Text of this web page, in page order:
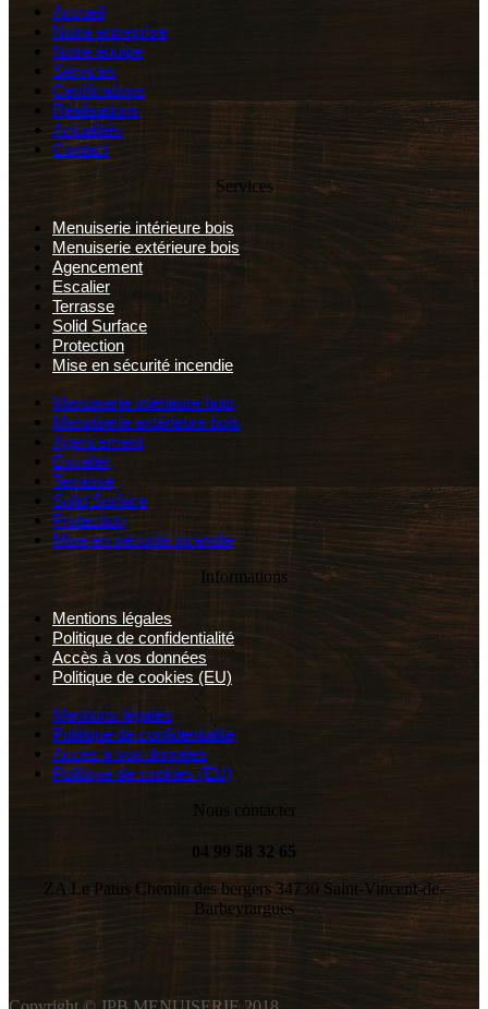
Accueil
Notre entreprise
Notre équipe
Services
Certifications
Réalisations
Actualités
Contact
Services
Menuiserie intérieure bois
Menuiserie extérieure bois
Agencement
Escalier
Terrasse
Solid Surface
Protection
Mise en sécurité incendie
Menuiserie intérieure bois
Menuiserie extérieure bois
Agencement
Escalier
Terrasse
Solid Surface
Protection
Mise en sécurité incendie
Informations
Mentions légales
Politique de confidentialité
Accès à vos données
Politique de cookies (EU)
Mentions légales
Politique de confidentialité
Accès à vos données
Politique de cookies (EU)
Nous contacter
04 99 58 32 65
ZA Le Patus Chemin des bergers 34730 Saint-Vincent-de-
Barbeyrargues